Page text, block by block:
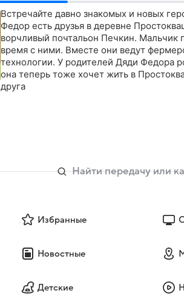
Встречайте давно знакомых и новых
Федор есть друзья в деревне
ворчливый почтальон Печкин. Мальчик
время с ними. Вместе они ведут
технологии. У родителей Дяди Федора
она теперь тоже хочет жить в
друга
Избранные
Новостные
Детские